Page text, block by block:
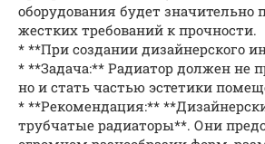
оборудования будет значительно
жестких требований к прочности.
* **При создании дизайнерского
* **Задача:** Радиатор должен не
но и стать частью эстетики
* **Рекомендация:**
трубчатые радиаторы**. Они